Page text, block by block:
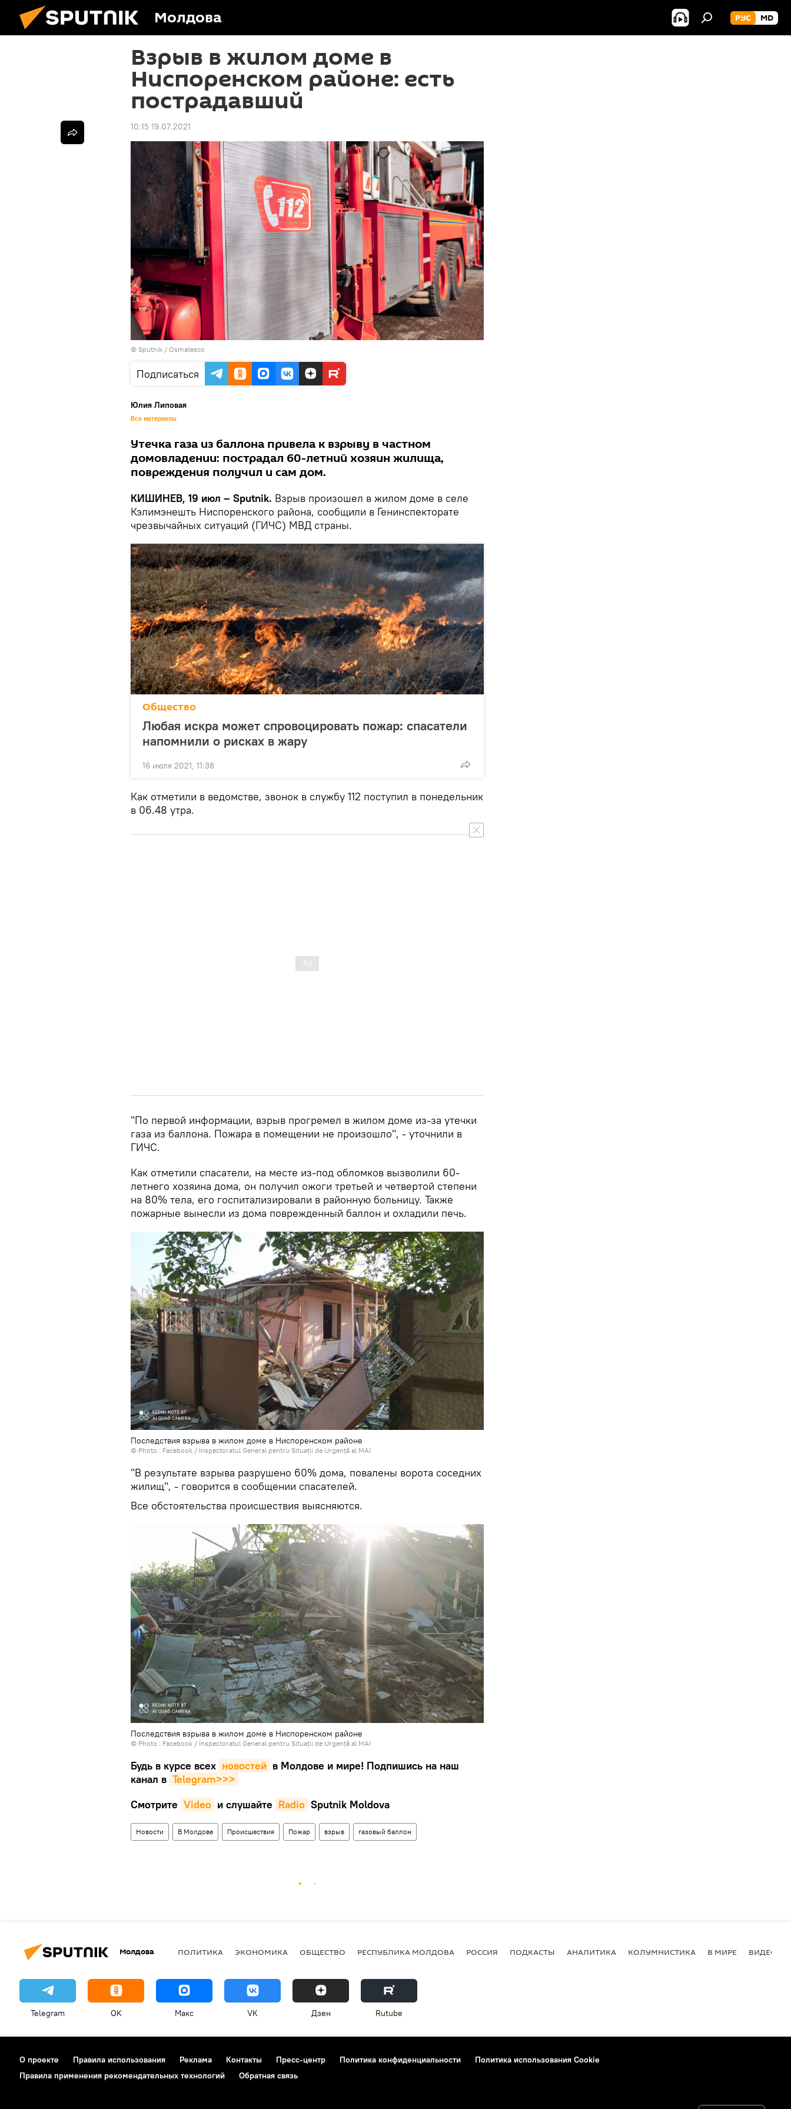
Молдова РУС MD
Взрыв в жилом доме в
Ниспоренском районе: есть
пострадавший
10:15 19.07.2021
© Sputnik / Osmatesco
Подписаться
Юлия Липовая
Все материалы
Утечка газа из баллона привела к взрыву в частном
домовладении: пострадал 60-летний хозяин жилища,
повреждения получил и сам дом.
КИШИНЕВ, 19 июл – Sputnik. Взрыв произошел в жилом доме в селе
Кэлимэнешть Ниспоренского района, сообщили в Генинспекторате
чрезвычайных ситуаций (ГИЧС) МВД страны.
Общество
Любая искра может спровоцировать пожар: спасатели
напомнили о рисках в жару
16 июля 2021, 11:38
Как отметили в ведомстве, звонок в службу 112 поступил в понедельник
в 06.48 утра.
"По первой информации, взрыв прогремел в жилом доме из-за утечки
газа из баллона. Пожара в помещении не произошло", - уточнили в
ГИЧС.
Как отметили спасатели, на месте из-под обломков вызволили 60-
летнего хозяина дома, он получил ожоги третьей и четвертой степени
на 80% тела, его госпитализировали в районную больницу. Также
пожарные вынесли из дома поврежденный баллон и охладили печь.
Последствия взрыва в жилом доме в Ниспоренском районе
© Photo : Facebook / Inspectoratul General pentru Situații de Urgență al MAI
"В результате взрыва разрушено 60% дома, повалены ворота соседних
жилищ", - говорится в сообщении спасателей.
Все обстоятельства происшествия выясняются.
Последствия взрыва в жилом доме в Ниспоренском районе
© Photo : Facebook / Inspectoratul General pentru Situații de Urgență al MAI
Будь в курсе всех новостей в Молдове и мире! Подпишись на наш
канал в Telegram>>>
Смотрите Video и слушайте Radio Sputnik Moldova
Новости В Молдове Происшествия Пожар взрыв газовый баллон
Молдова ПОЛИТИКА ЭКОНОМИКА ОБЩЕСТВО РЕСПУБЛИКА МОЛДОВА РОССИЯ ПОДКАСТЫ АНАЛИТИКА КОЛУМНИСТИКА В МИРЕ ВИДЕО
Telegram OK Макс VK Дзен Rutube
О проекте Правила использования Реклама Контакты Пресс-центр Политика конфиденциальности
Политика использования Cookie
Правила применения рекомендательных технологий
Обратная связь